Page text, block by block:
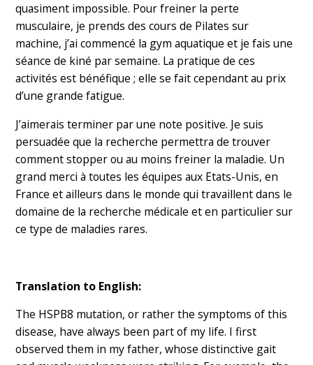
quasiment impossible. Pour freiner la perte
musculaire, je prends des cours de Pilates sur
machine, j’ai commencé la gym aquatique et je fais une
séance de kiné par semaine. La pratique de ces
activités est bénéfique ; elle se fait cependant au prix
d’une grande fatigue.
J’aimerais terminer par une note positive. Je suis
persuadée que la recherche permettra de trouver
comment stopper ou au moins freiner la maladie. Un
grand merci à toutes les équipes aux Etats-Unis, en
France et ailleurs dans le monde qui travaillent dans le
domaine de la recherche médicale et en particulier sur
ce type de maladies rares.
Translation to English:
The HSPB8 mutation, or rather the symptoms of this
disease, have always been part of my life. I first
observed them in my father, whose distinctive gait